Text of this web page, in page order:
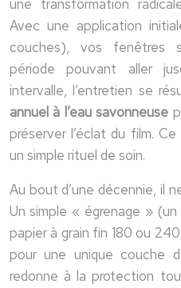
une transformation
Avec une application
couches), vos fenêtres
période pouvant aller
intervalle, l’entretien se
annuel à l’eau savonneuse
préserver l’éclat du film.
un simple rituel de soin.
Au bout d’une décennie, il
Un simple « égrenage »
papier à grain fin 180 ou
pour une unique couche
redonne à la protection